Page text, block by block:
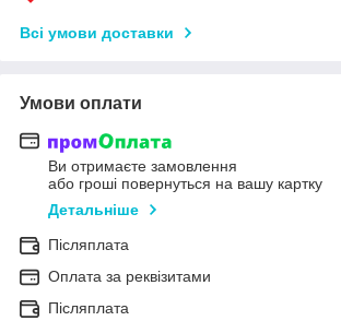
Всі умови доставки
Умови оплати
Ви отримаєте замовлення
або гроші повернуться на вашу картку
Детальніше
Післяплата
Оплата за реквізитами
Післяплата